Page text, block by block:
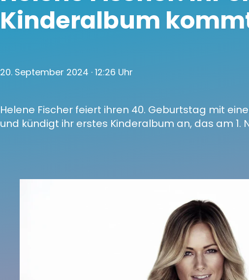
Kinderalbum
20. September 2024 · 12:26 Uhr
Helene Fischer feiert ihren 40. Geburtstag mit
und kündigt ihr erstes Kinderalbum an, das am 1.